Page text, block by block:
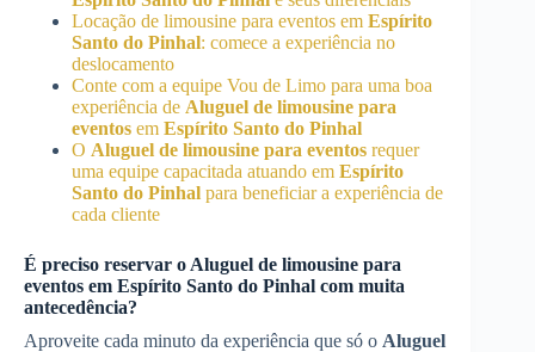
Locação de limousine para eventos em Espírito
Santo do Pinhal: comece a experiência no
deslocamento
Conte com a equipe Vou de Limo para uma boa
experiência de Aluguel de limousine para
eventos em Espírito Santo do Pinhal
O Aluguel de limousine para eventos requer
uma equipe capacitada atuando em Espírito
Santo do Pinhal para beneficiar a experiência de
cada cliente
É preciso reservar o Aluguel de limousine para
eventos em Espírito Santo do Pinhal com muita
antecedência?
Aproveite cada minuto da experiência que só o Aluguel